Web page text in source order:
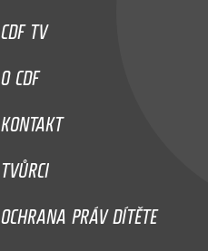
CDF TV
O CDF
KONTAKT
TVŮRCI
OCHRANA PRÁV DÍTĚTE